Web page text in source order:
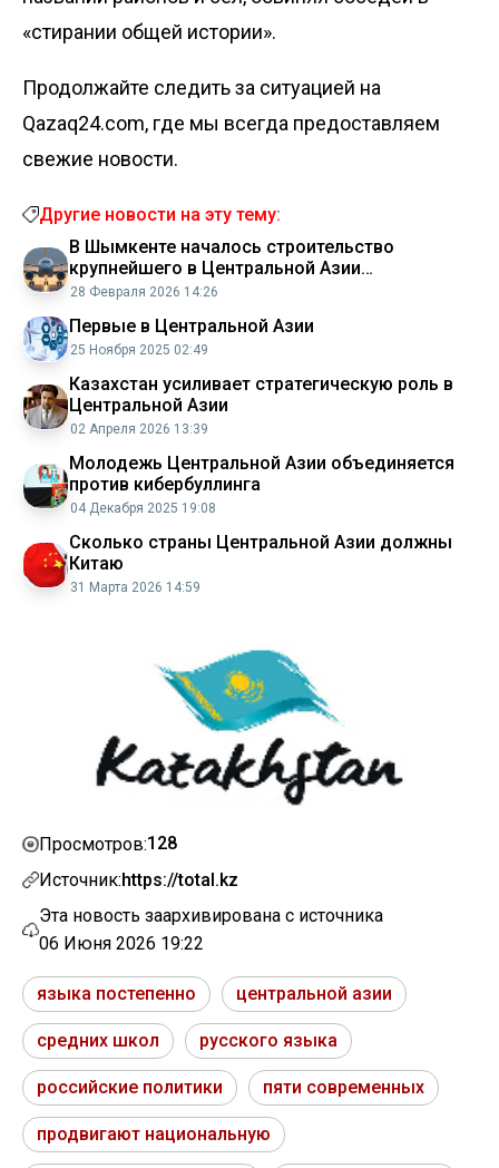
«стирании общей истории».
Продолжайте следить за ситуацией на
Qazaq24.com, где мы всегда предоставляем
свежие новости.
Другие новости на эту тему:
В Шымкенте началось строительство
крупнейшего в Центральной Азии
авиационного центра
28 Февраля 2026 14:26
Первые в Центральной Азии
25 Ноября 2025 02:49
Казахстан усиливает стратегическую роль в
Центральной Азии
02 Апреля 2026 13:39
Молодежь Центральной Азии объединяется
против кибербуллинга
04 Декабря 2025 19:08
Сколько страны Центральной Азии должны
Китаю
31 Марта 2026 14:59
Просмотров:128
Источник:https://total.kz
Эта новость заархивирована с источника
06 Июня 2026 19:22
языка постепенно центральной азии
средних школ русского языка
российские политики пяти современных
продвигают национальную